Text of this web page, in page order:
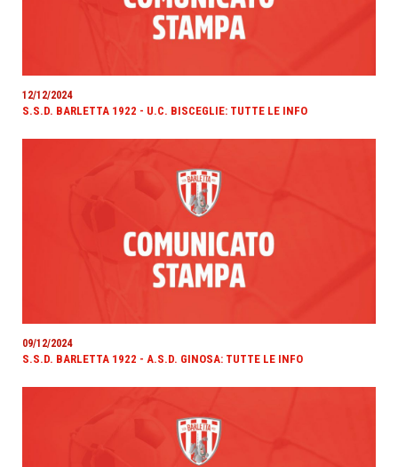
12/12/2024
S.S.D. BARLETTA 1922 - U.C. BISCEGLIE: TUTTE LE INFO
09/12/2024
S.S.D. BARLETTA 1922 - A.S.D. GINOSA: TUTTE LE INFO